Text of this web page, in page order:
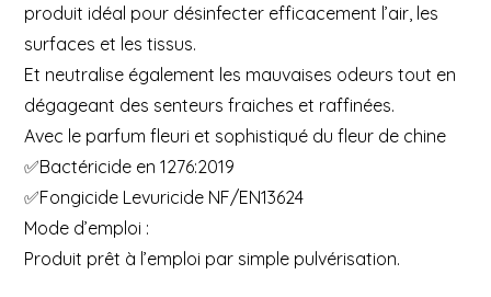
produit idéal pour désinfecter efficacement l’air, les
surfaces et les tissus.
Et neutralise également les mauvaises odeurs tout en
dégageant des senteurs fraiches et raffinées.
Avec le parfum fleuri et sophistiqué du fleur de chine
✅Bactéricide en 1276:2019
✅Fongicide Levuricide NF/EN13624
Mode d’emploi :
Produit prêt à l’emploi par simple pulvérisation.